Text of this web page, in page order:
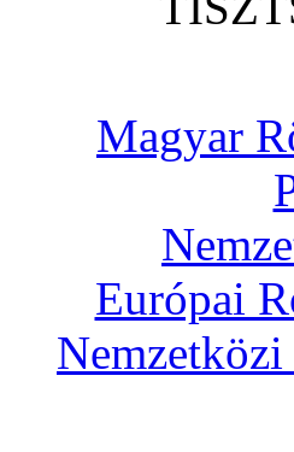
Magyar
Európai
Nemzetközi